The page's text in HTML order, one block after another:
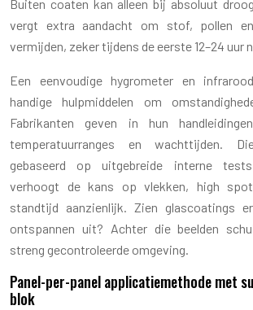
Buiten coaten kan alleen bij absoluut
vergt extra aandacht om stof, pollen
vermijden, zeker tijdens de eerste 12–24 uur
Een eenvoudige hygrometer en
handige hulpmiddelen om
Fabrikanten geven in hun
temperatuurranges en wachttijden.
gebaseerd op uitgebreide interne
verhoogt de kans op vlekken, high
standtijd aanzienlijk. Zien glascoatings
ontspannen uit? Achter die beelden
streng gecontroleerde omgeving.
Panel-per-panel applicatiemethode met
blok